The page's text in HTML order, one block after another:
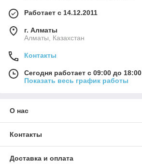
Работает с 14.12.2011
г. Алматы
Алматы, Казахстан
Контакты
Сегодня работает с 09:00 до 18:00
Показать весь график работы
О нас
Контакты
Доставка и оплата